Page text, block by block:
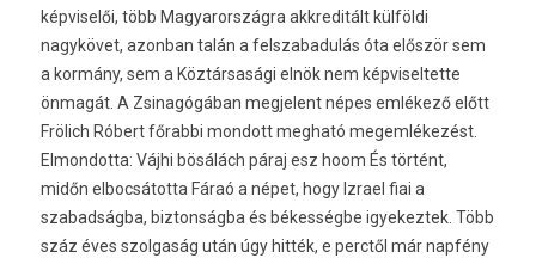
képviselői, több Magyarországra akkreditált külföldi
nagykövet, azonban talán a felszabadulás óta először sem
a kormány, sem a Köztársasági elnök nem képviseltette
önmagát. A Zsinagógában megjelent népes emlékező előtt
Frölich Róbert főrabbi mondott megható megemlékezést.
Elmondotta: Vájhi bösálách páraj esz hoom És történt,
midőn elbocsátotta Fáraó a népet, hogy Izrael fiai a
szabadságba, biztonságba és békességbe igyekeztek. Több
száz éves szolgaság után úgy hitték, e perctől már napfény